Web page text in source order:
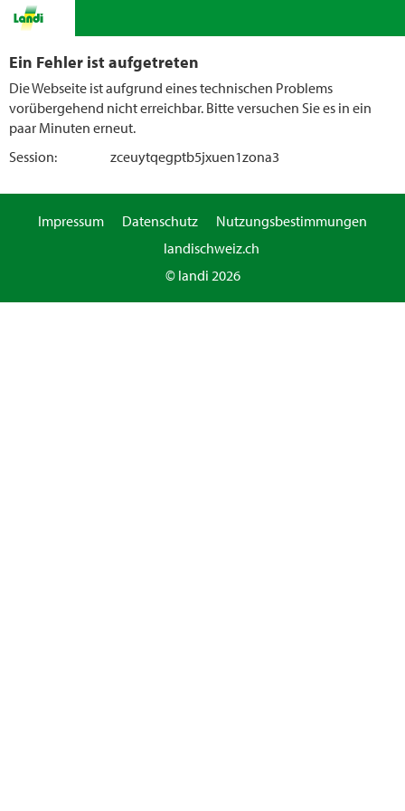
Ein Fehler ist aufgetreten
Die Webseite ist aufgrund eines technischen Problems
vorübergehend nicht erreichbar. Bitte versuchen Sie es in ein
paar Minuten erneut.
Session:
zceuytqegptb5jxuen1zona3
Impressum Datenschutz
Nutzungsbestimmungen
landischweiz.ch
© landi 2026